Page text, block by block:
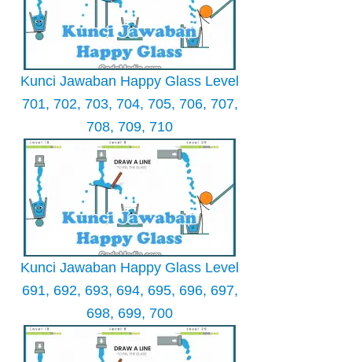
Kunci Jawaban Happy Glass Level
701, 702, 703, 704, 705, 706, 707,
708, 709, 710
Kunci Jawaban Happy Glass Level
691, 692, 693, 694, 695, 696, 697,
698, 699, 700